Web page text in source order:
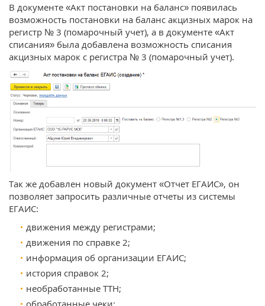
В документе «Акт постановки на баланс» появилась
возможность постановки на баланс акцизных марок на
регистр № 3 (помарочный учет), а в документе «Акт
списания» была добавлена возможность списания
акцизных марок с регистра № 3 (помарочный учет).
Так же добавлен новый документ «Отчет ЕГАИС», он
позволяет запросить различные отчеты из системы
ЕГАИС:
движения между регистрами;
движения по справке 2;
информация об организации ЕГАИС;
история справок 2;
необработанные ТТН;